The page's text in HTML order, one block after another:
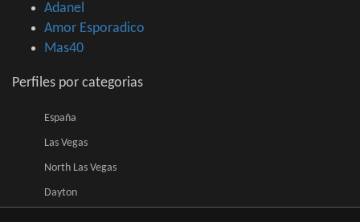
Adanel
Amor Esporadico
Mas40
Perfiles por categorias
España
Las Vegas
North Las Vegas
Dayton